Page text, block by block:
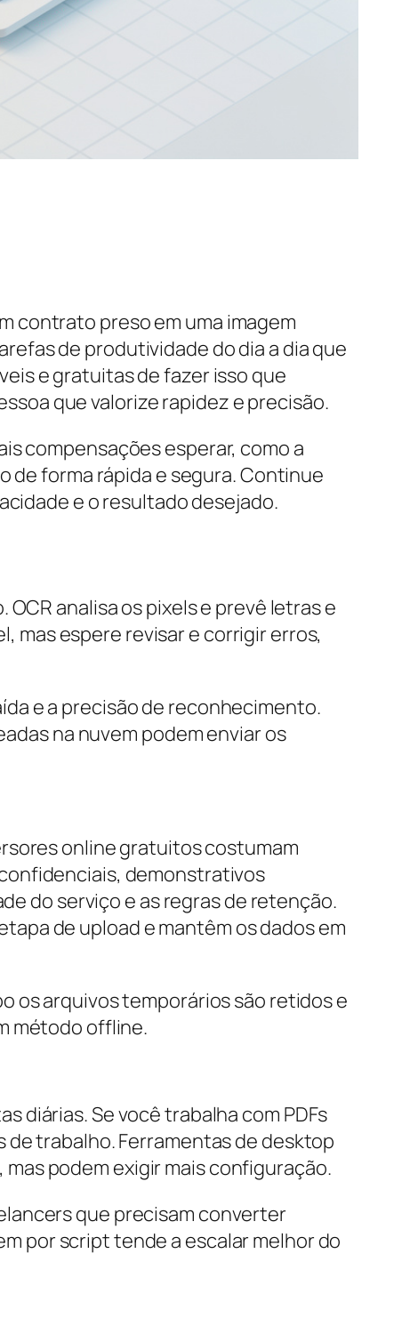
contrato preso em uma imagem
de produtividade do dia a dia que
e gratuitas de fazer isso que
que valorize rapidez e precisão.
compensações esperar, como a
de forma rápida e segura. Continue
e o resultado desejado.
analisa os pixels e prevê letras e
mas espere revisar e corrigir erros,
e a precisão de reconhecimento.
na nuvem podem enviar os
online gratuitos costumam
demonstrativos
do serviço e as regras de retenção.
de upload e mantêm os dados em
os arquivos temporários são retidos e
método offline.
diárias. Se você trabalha com PDFs
trabalho. Ferramentas de desktop
podem exigir mais configuração.
que precisam converter
por script tende a escalar melhor do